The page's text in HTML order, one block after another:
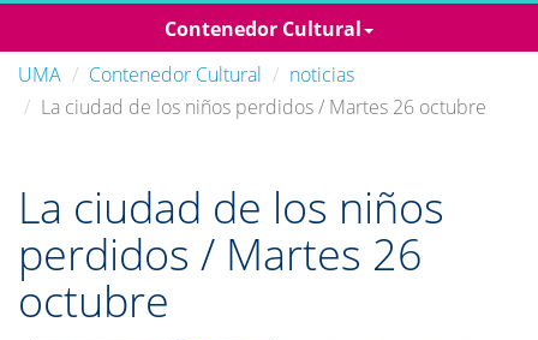
Contenedor Cultural
UMA
Contenedor Cultural
noticias
La ciudad de los niños perdidos / Martes 26 octubre
La ciudad de los niños
perdidos / Martes 26
octubre